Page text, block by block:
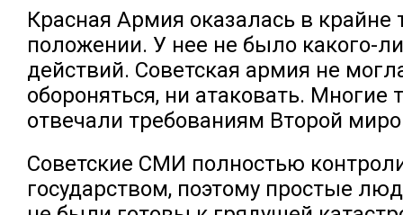
Красная Армия оказалась в крайне
положении. У нее не было какого-
действий. Советская армия не
обороняться, ни атаковать. Многие
отвечали требованиям Второй
Советские СМИ полностью
государством, поэтому простые